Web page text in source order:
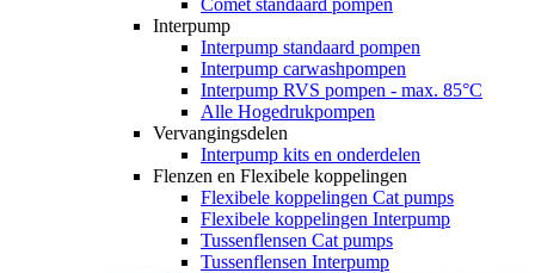
Interpump
Interpump standaard pompen
Interpump carwashpompen
Interpump RVS pompen - max. 85°C
Alle Hogedrukpompen
Vervangingsdelen
Interpump kits en onderdelen
Flenzen en Flexibele koppelingen
Flexibele koppelingen Cat pumps
Flexibele koppelingen Interpump
Tussenflensen Cat pumps
Tussenflensen Interpump